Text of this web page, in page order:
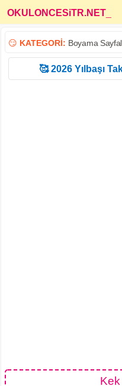
OKULONCESiTR.NET
😏 KATEGORİ: Boyama
🥰 2026 Yılbaşı